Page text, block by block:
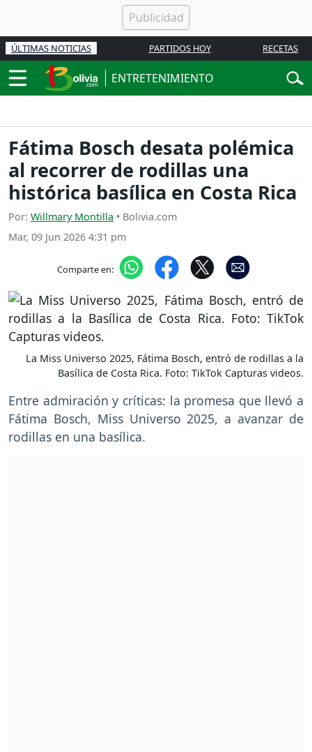
ÚLTIMAS NOTICIAS PARTIDOS HOY RECETAS
ENTRETENIMIENTO
Fátima Bosch desata polémica
al recorrer de rodillas una
histórica basílica en Costa Rica
Por: Willmary Montilla • Bolivia.com
Mar, 09 Jun 2026 4:31 pm
Comparte en:
La Miss Universo 2025, Fátima Bosch, entró de rodillas a la
Basílica de Costa Rica. Foto: TikTok Capturas videos.
Entre admiración y críticas: la promesa que llevó a
Fátima Bosch, Miss Universo 2025, a avanzar de
rodillas en una basílica.